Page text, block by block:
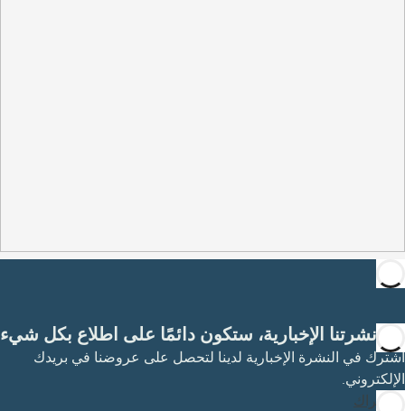
مع نشرتنا الإخبارية، ستكون دائمًا على اطلاع بكل شيء
اشترك في النشرة الإخبارية لدينا لتحصل على عروضنا في بريدك
الإلكتروني.
الاشتراك